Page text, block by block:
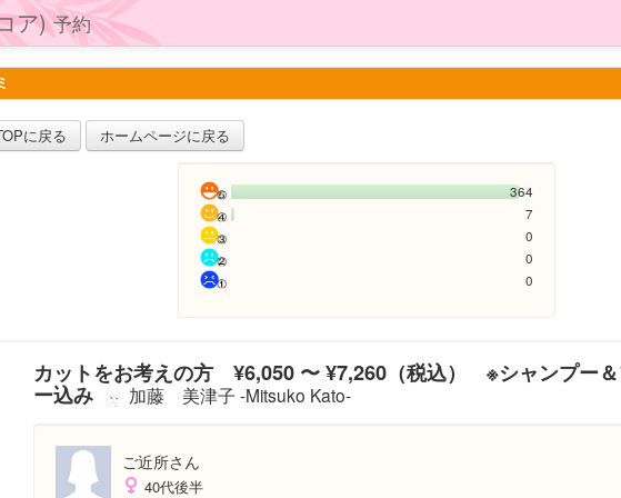
ア)予約
に戻る ホームページに戻る
364
7
0
0
0
カットをお考えの方 ¥6,050 〜 ¥7,260（税込） ※シャンプー
ー込み 加藤 美津子 -Mitsuko Kato-
ご近所さん
40代後半